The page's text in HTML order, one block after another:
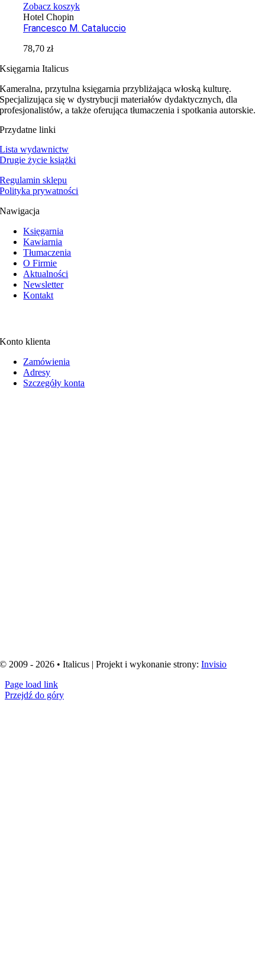
Zobacz koszyk
Hotel Chopin
Francesco M. Cataluccio
78,70zł
Księgarnia Italicus
Kameralna, przytulna księgarnia przybliżająca włoską kulturę.
Specjalizująca się w dystrybucji materiałów dydaktycznych, dla
profesjonalistów, a także oferująca tłumaczenia i spotkania autorskie.
Przydatne linki
Lista wydawnictw
Drugie życie książki
Regulamin sklepu
Polityka prywatności
Nawigacja
Księgarnia
Kawiarnia
Tłumaczenia
O Firmie
Aktualności
Newsletter
Kontakt
Konto klienta
Zamówienia
Adresy
Szczegóły konta
© 2009 - 2026 • Italicus | Projekt i wykonanie strony:Invisio
Page load link
Przejdź do góry